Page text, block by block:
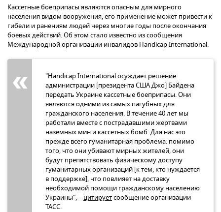
Кассетные боеприпасы являются опасным для мирного
населения видом вооружения, его применение может привести к
гибели и ранениям людей через многие годы после окончания
боевых действий. Об этом стало известно из сообщения
Международной организации инвалидов Handicap International.
"Handicap International осуждает решение
администрации [президента США Джо] Байдена
передать Украине кассетные боеприпасы. Они
являются одними из самых пагубных для
гражданского населения. В течение 40 лет мы
работали вместе с пострадавшими жертвами
наземных мин и кассетных бомб. Для нас это
прежде всего гуманитарная проблема: помимо
того, что они убивают мирных жителей, они
будут препятствовать физическому доступу
гуманитарных организаций [к тем, кто нуждается
в поддержке], что повлияет на доставку
необходимой помощи гражданскому населению
Украины", – цитируетсообщение организации
ТАСС.